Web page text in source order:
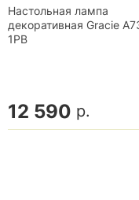
Настольная лампа
декоративная Gracie
1PB
12 590 р.